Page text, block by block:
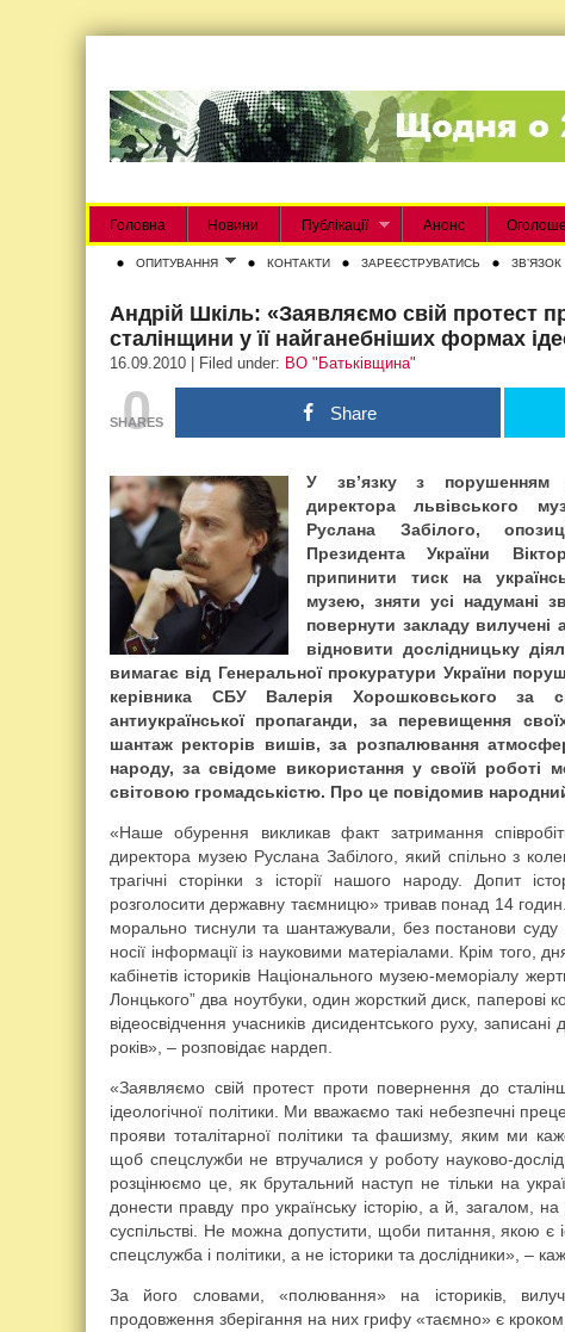
Головна Новини Публікації Анонс
ОПИТУВАННЯ КОНТАКТИ ЗАРЕЄСТРУВАТИСЬ
Андрій Шкіль: «Заявляємо свій протест
сталінщини у її найганебніших формах
16.09.2010 | Filed under: ВО "Батьківщина"
0
SHARES Share
У зв’язку з порушенням
директора львівського
Руслана Забілого,
Президента України
припинити тиск на
музею, зняти усі надумані
повернути закладу вилучені
відновити дослідницьку
вимагає від Генеральної прокуратури України
керівника СБУ Валерія Хорошковського за
антиукраїнської пропаганди, за перевищення
шантаж ректорів вишів, за розпалювання
народу, за свідоме використання у своїй роботі
світовою громадськістю. Про це повідомив
«Наше обурення викликав факт затримання
директора музею Руслана Забілого, який спільно з
трагічні сторінки з історії нашого народу. Допит
розголосити державну таємницю» тривав понад 14
морально тиснули та шантажували, без постанови суду
носії інформації із науковими матеріалами. Крім того,
кабінетів істориків Національного музею-меморіалу
Лонцького” два ноутбуки, один жорсткий диск, паперові
відеосвідчення учасників дисидентського руху,
років», – розповідає нардеп.
«Заявляємо свій протест проти повернення до
ідеологічної політики. Ми вважаємо такі небезпечні
прояви тоталітарної політики та фашизму, яким ми
щоб спецслужби не втручалися у роботу науково-
розцінюємо це, як брутальний наступ не тільки на
донести правду про українську історію, а й, загалом,
суспільстві. Не можна допустити, щоби питання, якою є
спецслужба і політики, а не історики та дослідники», –
За його словами, «полювання» на істориків,
продовження зберігання на них грифу «таємно» є